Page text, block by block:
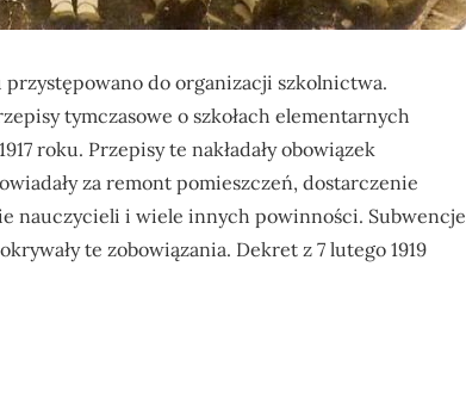
do organizacji szkolnictwa.
tymczasowe o szkołach elementarnych
roku. Przepisy te nakładały obowiązek
za remont pomieszczeń, dostarczenie
nauczycieli i wiele innych powinności. Subwencje
te zobowiązania. Dekret z 7 lutego 1919